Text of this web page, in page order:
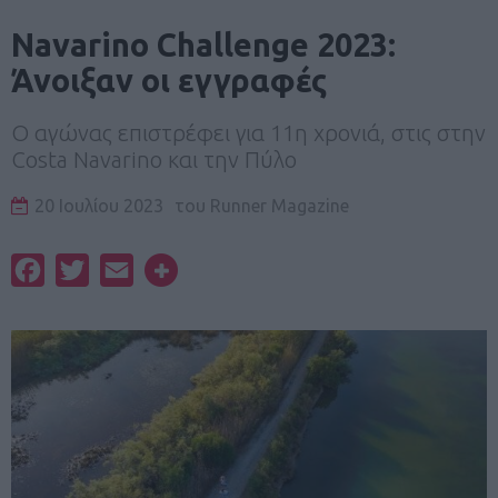
Navarino Challenge 2023:
Άνοιξαν οι εγγραφές
Ο αγώνας επιστρέφει για 11η χρονιά, στις στην
Costa Navarino και την Πύλο
20 Ιουλίου 2023 του Runner Magazine
FacebookTwitterEmail